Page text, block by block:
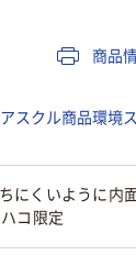
商品
アスクル商品環境
にくいように内
コ限定